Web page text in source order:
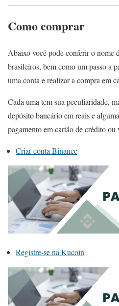
Como comprar
Abaixo você pode conferir o nome
brasileiros, bem como um passo a
uma conta e realizar a compra em
Cada uma tem sua peculiaridade,
depósito bancário em reais e
pagamento em cartão de crédito
Criar conta Binance
Registre-se na Kucoin